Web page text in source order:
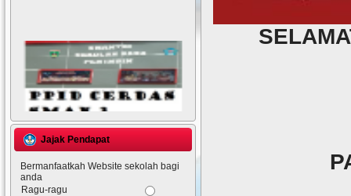
Jajak Pendapat
Bermanfaatkah Website sekolah bagi
anda
Ragu-ragu